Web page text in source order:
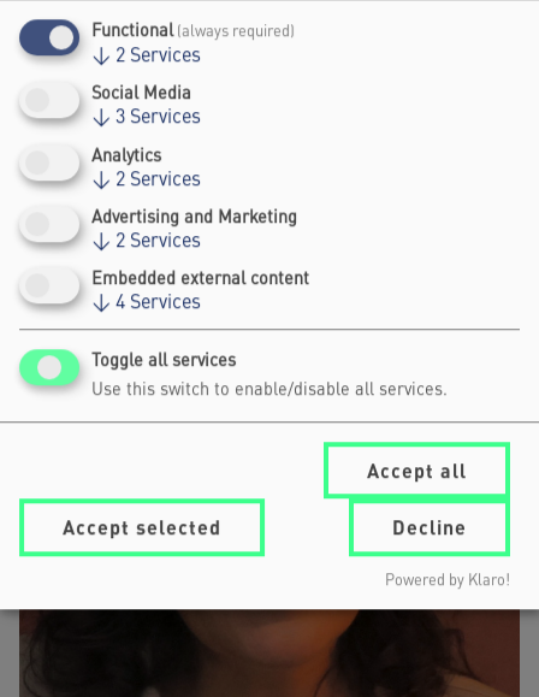
JEANNINE-CHANTALLE ROSS
REFERATSLEITUNG INNERER DIENST, BUNDESAMT FÜR
AUSWÄRTIGE ANGELEGENHEITEN
Functional (always required)
↓ 2 Services
Social Media
↓ 3 Services
Analytics
↓ 2 Services
Advertising and Marketing
↓ 2 Services
Embedded external content
↓ 4 Services
Toggle all services
Use this switch to enable/disable all services.
Decline
Accept selected
Accept all
Powered by Klaro!